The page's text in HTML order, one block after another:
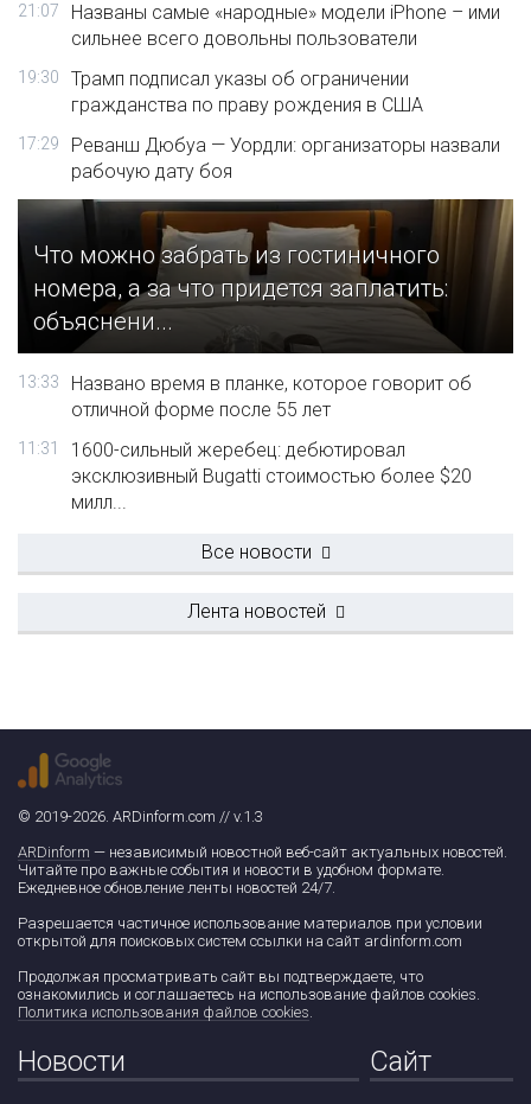
21:07
Названы самые «народные» модели iPhone – ими
сильнее всего довольны пользователи
19:30
Трамп подписал указы об ограничении
гражданства по праву рождения в США
17:29
Реванш Дюбуа — Уордли: организаторы назвали
рабочую дату боя
Что можно забрать из гостиничного
номера, а за что придется заплатить:
объяснени...
13:33
Названо время в планке, которое говорит об
отличной форме после 55 лет
11:31
1600-сильный жеребец: дебютировал
эксклюзивный Bugatti стоимостью более $20
милл...
Все новости
Лента новостей
© 2019-2026. ARDinform.com // v.1.3
ARDinform — независимый новостной веб-сайт актуальных новостей.
Читайте про важные события и новости в удобном формате.
Ежедневное обновление ленты новостей 24/7.
Разрешается частичное использование материалов при условии
открытой для поисковых систем ссылки на сайт ardinform.com
Продолжая просматривать сайт вы подтверждаете, что
ознакомились и соглашаетесь на использование файлов cookies.
Политика использования файлов cookies.
Новости Сайт